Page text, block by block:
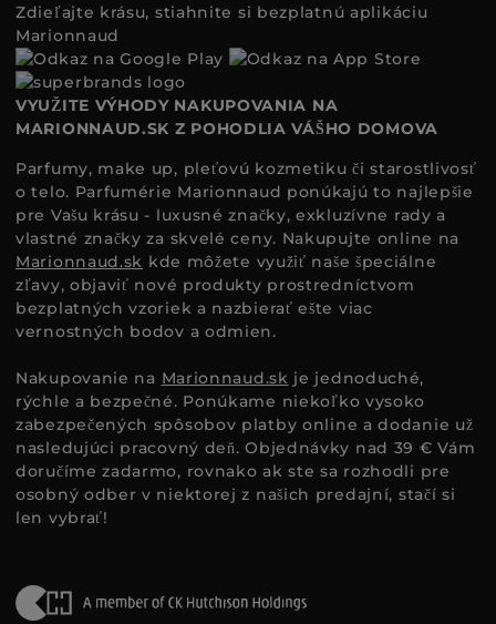
Zdieľajte krásu, stiahnite si bezplatnú aplikáciu
Marionnaud
VYUŽITE VÝHODY NAKUPOVANIA NA
MARIONNAUD.SK Z POHODLIA VÁŠHO DOMOVA
Parfumy, make up, pleťovú kozmetiku či starostlivosť
o telo. Parfumérie Marionnaud ponúkajú to najlepšie
pre Vašu krásu - luxusné značky, exkluzívne rady a
vlastné značky za skvelé ceny. Nakupujte online na
Marionnaud.sk kde môžete využiť naše špeciálne
zľavy, objaviť nové produkty prostredníctvom
bezplatných vzoriek a nazbierať ešte viac
vernostných bodov a odmien.
Nakupovanie na Marionnaud.sk je jednoduché,
rýchle a bezpečné. Ponúkame niekoľko vysoko
zabezpečených spôsobov platby online a dodanie už
nasledujúci pracovný deň. Objednávky nad 39 € Vám
doručíme zadarmo, rovnako ak ste sa rozhodli pre
osobný odber v niektorej z našich predajní, stačí si
len vybrať!